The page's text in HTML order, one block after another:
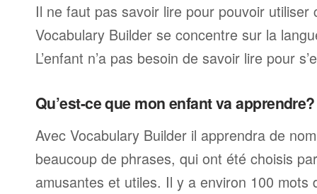
Il ne faut pas savoir lire pour pouvoir utiliser
Vocabulary Builder se concentre sur la
L’enfant n’a pas besoin de savoir lire pour
Qu’est-ce que mon enfant va apprendre?
Avec Vocabulary Builder il apprendra de
beaucoup de phrases, qui ont été choisis
amusantes et utiles. Il y a environ 100 mots